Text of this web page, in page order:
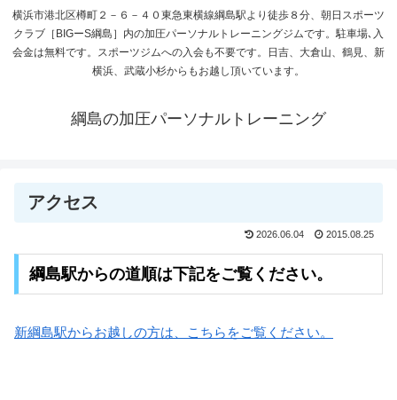
横浜市港北区樽町２－６－４０東急東横線綱島駅より徒歩８分、朝日スポーツ
クラブ［BIGーS綱島］内の加圧パーソナルトレーニングジムです。駐車場､入
会金は無料です。スポーツジムへの入会も不要です。日吉、大倉山、鶴見、新
横浜、武蔵小杉からもお越し頂いています。
綱島の加圧パーソナルトレーニング
アクセス
2026.06.04 2015.08.25
綱島駅からの道順は下記をご覧ください。
新綱島駅からお越しの方は、こちらをご覧ください。